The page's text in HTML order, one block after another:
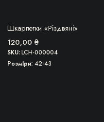
БЕРУ!
Шкарпетки «Різдвяні»
120,00 ₴
SKU:LCH-000004
Розміри 42-43